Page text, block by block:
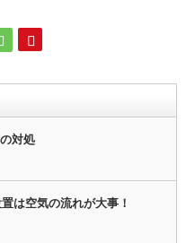
対処
は空気の流れが大事！